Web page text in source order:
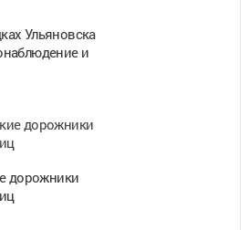
Ульяновска
и
дорожники